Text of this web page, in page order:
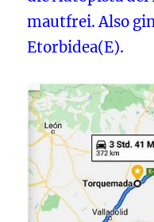
mautfrei. Also
Etorbidea(E).